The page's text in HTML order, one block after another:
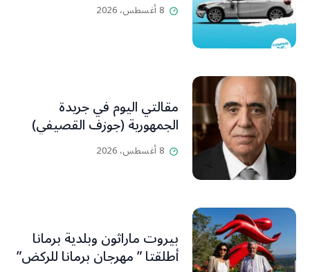
8 أغسطس، 2026
مقالتي اليوم في جريدة
الجمهورية (جوزف القصيفي)
8 أغسطس، 2026
بيروت ماراثون وبلدية برمانا
أطلقتا ” مهرجان برمانا للركض”